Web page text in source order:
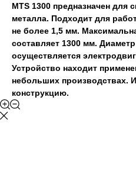
MTS 1300 предназначен для
металла. Подходит для
не более 1,5 мм.
составляет 1300 мм.
осуществляется
Устройство находит
небольших производствах.
конструкцию.